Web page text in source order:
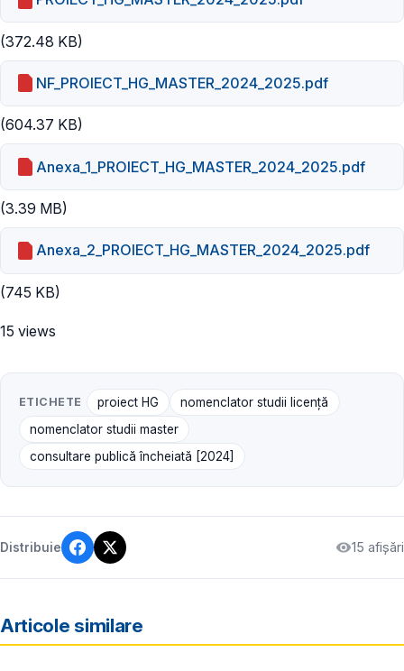
(372.48 KB)
NF_PROIECT_HG_MASTER_2024_2025.pdf
(604.37 KB)
Anexa_1_PROIECT_HG_MASTER_2024_2025.pdf
(3.39 MB)
Anexa_2_PROIECT_HG_MASTER_2024_2025.pdf
(745 KB)
15 views
ETICHETE proiect HG
nomenclator studii licență
nomenclator studii master
consultare publică încheiată [2024]
Distribuie 15 afișări
Articole similare